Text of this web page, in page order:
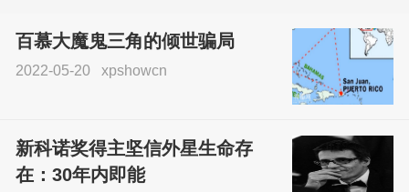
sskfn
百慕大魔鬼三角的倾世骗局
2022-05-20 xpshowcn
新科诺奖得主坚信外星生命存
在：30年内即能